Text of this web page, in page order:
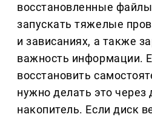
восстановленные
запускать тяжелые
и зависаниях, а также
важность информации.
восстановить
нужно делать это через
накопитель. Если диск